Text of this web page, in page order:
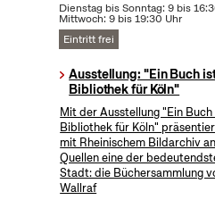
Dienstag bis Sonntag: 9 bis
Mittwoch: 9 bis 19:30 Uhr
Eintritt frei
Ausstellung: "Ein Buch
Bibliothek für Köln"
Mit der Ausstellung "Ein
Bibliothek für Köln"
mit Rheinischem Bildarchiv
Quellen eine der
Stadt: die Büchersammlung
Wallraf